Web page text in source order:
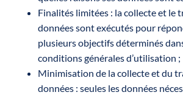
Finalités limitées : la collecte et le
données sont exécutés pour
plusieurs objectifs déterminés
conditions générales d’utilisation ;
Minimisation de la collecte et du
données : seules les données